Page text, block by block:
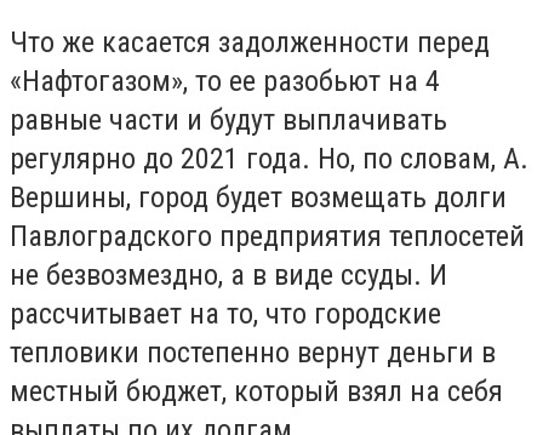
Что же касается задолженности перед
«Нафтогазом», то ее разобьют на 4
равные части и будут выплачивать
регулярно до 2021 года. Но, по словам, А.
Вершины, город будет возмещать долги
Павлоградского предприятия теплосетей
не безвозмездно, а в виде ссуды. И
рассчитывает на то, что городские
тепловики постепенно вернут деньги в
местный бюджет, который взял на себя